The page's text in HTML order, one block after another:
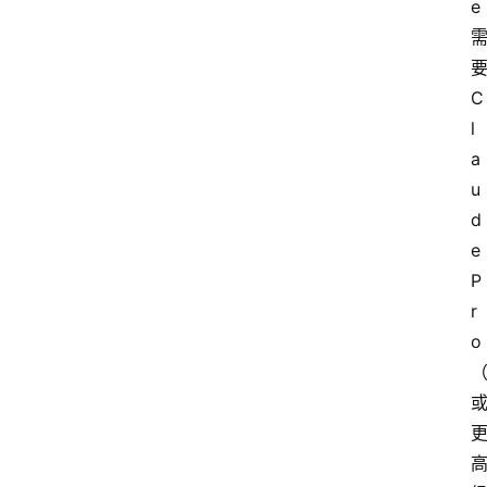
e
需
要
C
l
a
u
d
e
P
r
o
（
或
更
高